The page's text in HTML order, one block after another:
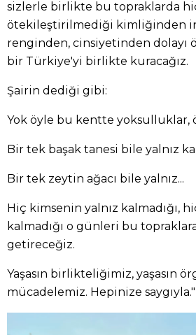
sizlerle birlikte bu topraklarda
ötekileştirilmediği kimliğinden
renginden, cinsiyetinden
bir Türkiye'yi birlikte kuracağız.
Şairin dediği gibi:
Yok öyle bu kentte yoksulluklar,
Bir tek başak tanesi bile yalnız
Bir tek zeytin ağacı bile yalnız...
Hiç kimsenin yalnız kalmadığı,
kalmadığı o günleri bu
getireceğiz.
Yaşasın birlikteliğimiz, yaşasın
mücadelemiz. Hepinize saygıyla."